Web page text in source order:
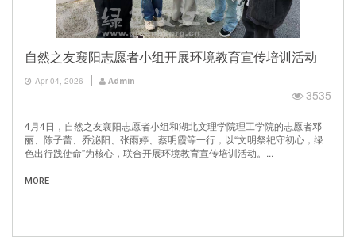
自然之友襄阳志愿者小组开展环境教育宣传培训活动
Apr 04, 2026 Admin
3535
4月4日，自然之友襄阳志愿者小组和湖北文理学院理工学院的志愿者邓
丽、陈子蕾、乔泌阳、张雨婷、蔡明霞等一行，以“文明祭祀守初心，绿
色出行践使命”为核心，联合开展环境教育宣传培训活动。...
MORE